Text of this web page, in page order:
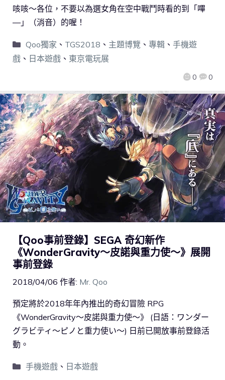
0 0
咳咳～各位，不要以為選女角在空中戰鬥時看的到「嗶
—」（消音）的喔！
Qoo獨家 、 TGS2018 、 主題博覽 、 專輯、 手機遊
戲 、 日本遊戲 、 東京電玩展
【Qoo事前登錄】SEGA 奇幻新作
《WonderGravity～皮諾與重力使～》展開
事前登錄
2018/04/06 作者: Mr. Qoo
預定將於2018年年內推出的奇幻冒險 RPG
《WonderGravity～皮諾與重力使～》 (日語：ワンダー
グラビティ～ピノと重力使い～) 日前已開放事前登錄活
動。
手機遊戲、 日本遊戲